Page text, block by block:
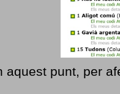
aquest punt, per